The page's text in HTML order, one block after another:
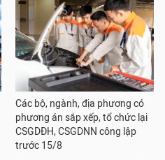
Các bộ, ngành, địa phương có
phương án sắp xếp, tổ chức lại
CSGDĐH, CSGDNN công lập
trước 15/8